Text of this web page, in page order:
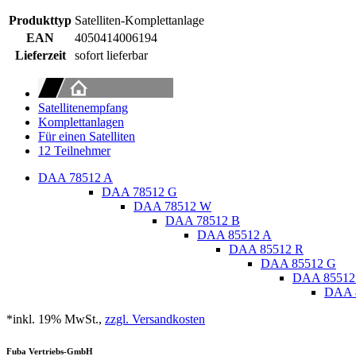
Produkttyp Satelliten-Komplettanlage
EAN
4050414006194
Lieferzeit
sofort lieferbar
Satellitenempfang
Komplettanlagen
Für einen Satelliten
12 Teilnehmer
DAA 78512 A
DAA 78512 G
DAA 78512 W
DAA 78512 B
DAA 85512 A
DAA 85512 R
DAA 85512 G
DAA
DAA
*inkl. 19% MwSt., zzgl. Versandkosten
Fuba Vertriebs-GmbH